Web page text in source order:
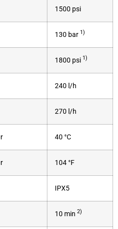
1500 psi
130 bar 1)
1800 psi 1)
240 l/h
270 l/h
40 °C
104 °F
IPX5
10 min 2)